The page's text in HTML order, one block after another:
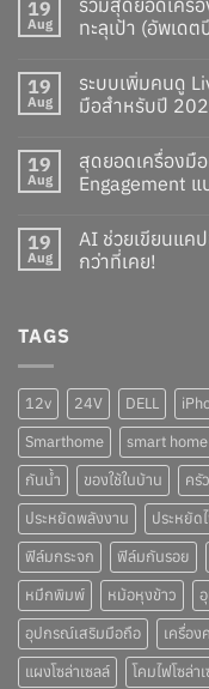
19
Aug
รวมสุดยอดเครื่
ทะลุเป้า (อัพเด
19
Aug
ระบบเพิ่มคนดู
มือสำหรับปี
19
Aug
สุดยอดเครื่องมื
Engagement แ
19
Aug
AI ช่วยเขียนแค
กว่าที่เคย!
TAGS
12v 24V DELL
Smarthome
smart home
กันน้ำ
ของใช้ในบ้าน ครัว
ประหยัดพลังงาน
ประหยัด
ฟิล์มกระจก
ฟิล์มกันรอย
หมึกพิมพ์
หม้อหุงข้าว
อุปกรณ์เสริมมือถือ
เครื่อง
แผงโซล่าเซลล์
โคมไฟโซล่า